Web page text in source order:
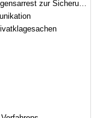
der Wertersatzeinziehung, Insolvenzverfahren